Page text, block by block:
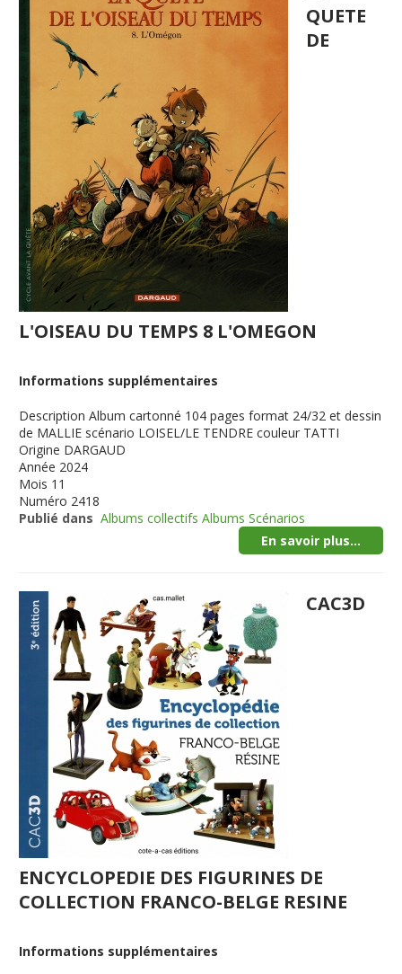
QUETE
DE
L'OISEAU DU TEMPS 8 L'OMEGON
Informations supplémentaires
Description Album cartonné 104 pages format 24/32 et dessin
de MALLIE scénario LOISEL/LE TENDRE couleur TATTI
Origine DARGAUD
Année 2024
Mois 11
Numéro 2418
Publié dans Albums collectifs Albums Scénarios
En savoir plus...
CAC3D
ENCYCLOPEDIE DES FIGURINES DE
COLLECTION FRANCO-BELGE RESINE
Informations supplémentaires